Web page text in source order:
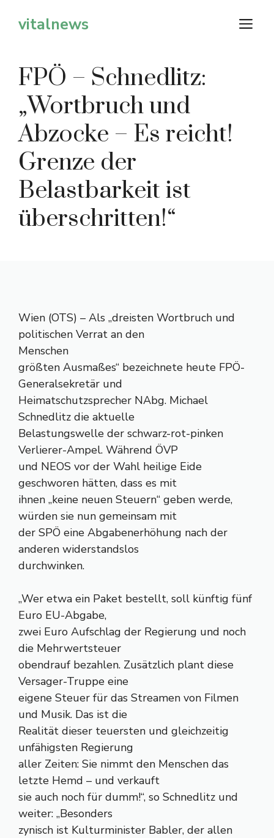
Inhaltvitalnews
FPÖ – Schnedlitz:
„Wortbruch und
Abzocke – Es reicht!
Grenze der
Belastbarkeit ist
überschritten!“
Wien (OTS) – Als „dreisten Wortbruch und
politischen Verrat an den
Menschen
größten Ausmaßes“ bezeichnete heute FPÖ-
Generalsekretär und
Heimatschutzsprecher NAbg. Michael
Schnedlitz die aktuelle
Belastungswelle der schwarz-rot-pinken
Verlierer-Ampel. Während ÖVP
und NEOS vor der Wahl heilige Eide
geschworen hätten, dass es mit
ihnen „keine neuen Steuern“ geben werde,
würden sie nun gemeinsam mit
der SPÖ eine Abgabenerhöhung nach der
anderen widerstandslos
durchwinken.
„Wer etwa ein Paket bestellt, soll künftig fünf
Euro EU-Abgabe,
zwei Euro Aufschlag der Regierung und noch
die Mehrwertsteuer
obendrauf bezahlen. Zusätzlich plant diese
Versager-Truppe eine
eigene Steuer für das Streamen von Filmen
und Musik. Das ist die
Realität dieser teuersten und gleichzeitig
unfähigsten Regierung
aller Zeiten: Sie nimmt den Menschen das
letzte Hemd – und verkauft
sie auch noch für dumm!“, so Schnedlitz und
weiter: „Besonders
zynisch ist Kulturminister Babler, der allen